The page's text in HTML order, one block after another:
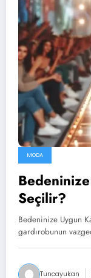
MODA
Bedeninize
Seçilir?
Bedeninize Uygun
gardırobunun
Tuncayukan